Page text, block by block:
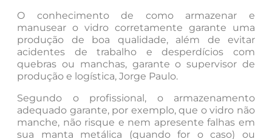
O conhecimento de como armazenar e
manusear o vidro corretamente garante uma
produção de boa qualidade, além de evitar
acidentes de trabalho e desperdícios com
quebras ou manchas, garante o supervisor de
produção e logística, Jorge Paulo.
Segundo o profissional, o armazenamento
adequado garante, por exemplo, que o vidro não
manche, não risque e nem apresente falhas em
sua manta metálica (quando for o caso) ou